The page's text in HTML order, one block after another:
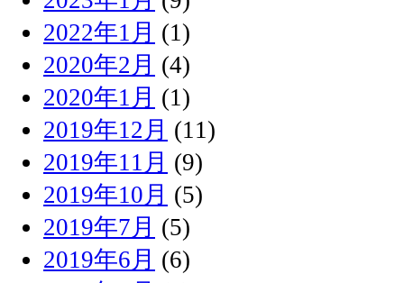
2022年1月 (1)
2020年2月 (4)
2020年1月 (1)
2019年12月 (11)
2019年11月 (9)
2019年10月 (5)
2019年7月 (5)
2019年6月 (6)